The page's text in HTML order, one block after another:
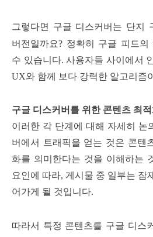
그렇다면 구글 디스커버는 단지
버전일까요? 정확히 구글 피드의
수 있습니다. 사용자들 사이에서
UX와 함께 보다 강력한 알고리즘
구글 디스커버를 위한 콘텐츠 최
이러한 각 단계에 대해 자세히 논
버에서 트래픽을 얻는 것은 콘텐
화를 의미한다는 것을 이해하는
요인에 따라, 게시물 중 일부는 잠
어가게 될 것입니다.
따라서 특정 콘텐츠를 구글 디스